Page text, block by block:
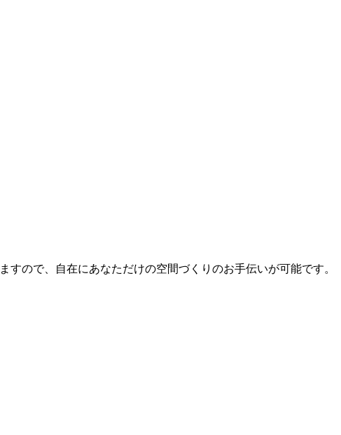
ので、自在にあなただけの空間づくりのお手伝いが可能です。